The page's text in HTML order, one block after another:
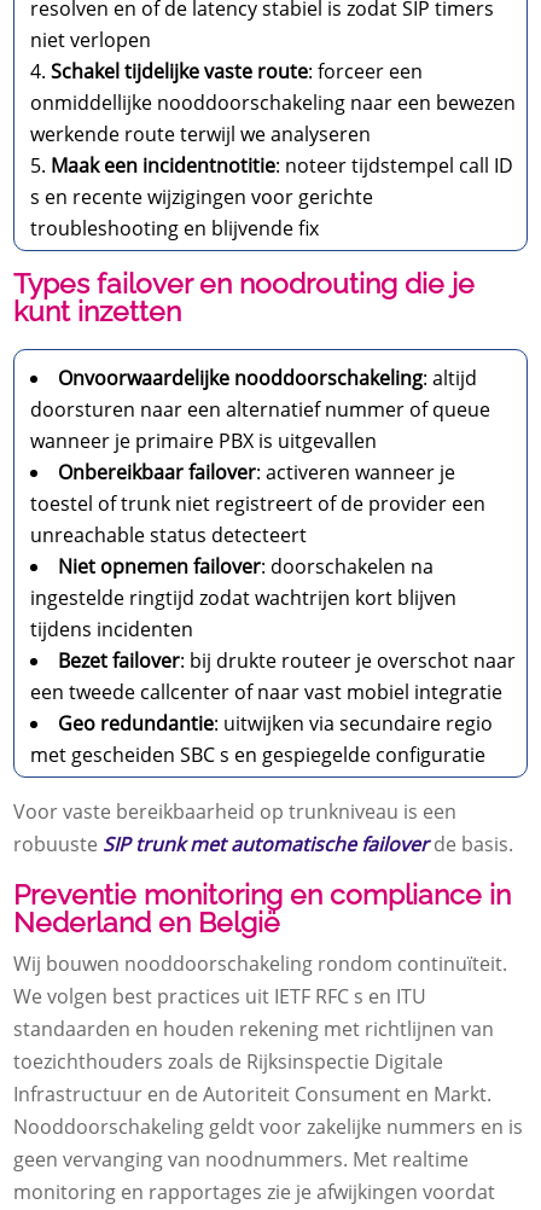
resolven en of de latency stabiel is zodat SIP timers
niet verlopen
Schakel tijdelijke vaste route: forceer een
onmiddellijke nooddoorschakeling naar een bewezen
werkende route terwijl we analyseren
Maak een incidentnotitie: noteer tijdstempel call ID
s en recente wijzigingen voor gerichte
troubleshooting en blijvende fix
Types failover en noodrouting die je
kunt inzetten
Onvoorwaardelijke nooddoorschakeling: altijd
doorsturen naar een alternatief nummer of queue
wanneer je primaire PBX is uitgevallen
Onbereikbaar failover: activeren wanneer je
toestel of trunk niet registreert of de provider een
unreachable status detecteert
Niet opnemen failover: doorschakelen na
ingestelde ringtijd zodat wachtrijen kort blijven
tijdens incidenten
Bezet failover: bij drukte routeer je overschot naar
een tweede callcenter of naar vast mobiel integratie
Geo redundantie: uitwijken via secundaire regio
met gescheiden SBC s en gespiegelde configuratie
Voor vaste bereikbaarheid op trunkniveau is een
robuuste SIP trunk met automatische failoverde basis.
Preventie monitoring en compliance in
Nederland en België
Wij bouwen nooddoorschakeling rondom continuïteit.
We volgen best practices uit IETF RFC s en ITU
standaarden en houden rekening met richtlijnen van
toezichthouders zoals de Rijksinspectie Digitale
Infrastructuur en de Autoriteit Consument en Markt.
Nooddoorschakeling geldt voor zakelijke nummers en is
geen vervanging van noodnummers. Met realtime
monitoring en rapportages zie je afwijkingen voordat